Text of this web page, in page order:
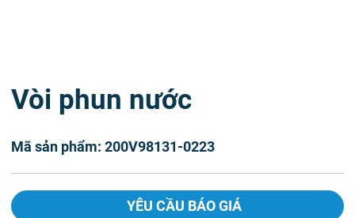
Vòi phun nước
Mã sản phẩm: 200V98131-0223
YÊU CẦU BÁO GIÁ